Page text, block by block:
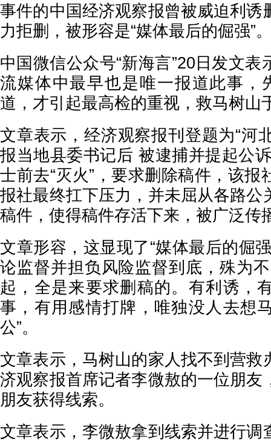
事件的中国经济观察报曾被威迫利诱
力拒删，被形容是“媒体最后的倔强”
中国微信公众号“新海言”20日发文
流媒体中最早也是唯一报道此事，
道，才引起最高检的重视，救马树山
文章表示，经济观察报刊登题为“河
报当地县委书记后 被逮捕并提起公
士前去“灭火”，要求删除稿件，该报
报社最终扛下压力，并未屈从各路公
稿件，使得稿件存活下来，被广泛传
文章形容，这显现了“媒体最后的倔
论监督并担负风险监督到底，殊为
起，全是来要求删稿的。有利诱，
事，有用感情打牌，唯独没人去想
公”。
文章表示，马树山的家人找不到营救
济观察报首席记者李微敖的一位朋友
朋友获得线索。
文章表示，李微敖拿到线索并进行调